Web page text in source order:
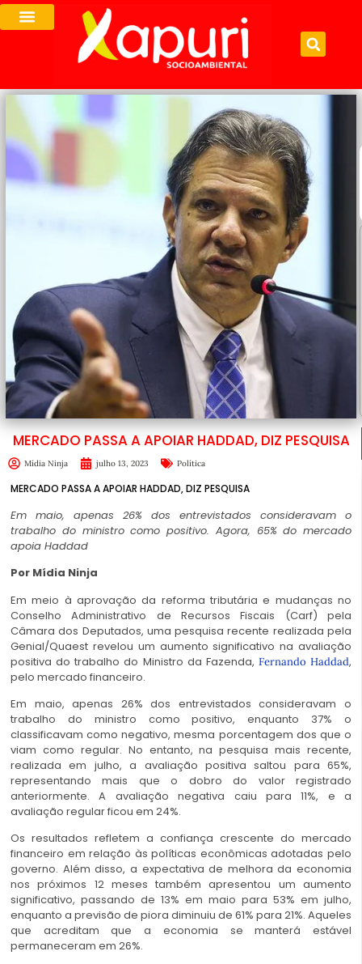
MERCADO PASSA A APOIAR HADDAD, DIZ PESQUISA
Mídia Ninja julho 13, 2023 Política
MERCADO PASSA A APOIAR HADDAD, DIZ PESQUISA
Em maio, apenas 26% dos entrevistados consideravam o
trabalho do ministro como positivo. Agora, 65% do mercado
apoia Haddad
Por Mídia Ninja
Em meio à aprovação da reforma tributária e mudanças no
Conselho Administrativo de Recursos Fiscais (Carf) pela
Câmara dos Deputados, uma pesquisa recente realizada pela
Genial/Quaest revelou um aumento significativo na avaliação
positiva do trabalho do Ministro da Fazenda, Fernando Haddad,
pelo mercado financeiro.
Em maio, apenas 26% dos entrevistados consideravam o
trabalho do ministro como positivo, enquanto 37% o
classificavam como negativo, mesma porcentagem dos que o
viam como regular. No entanto, na pesquisa mais recente,
realizada em julho, a avaliação positiva saltou para 65%,
representando mais que o dobro do valor registrado
anteriormente. A avaliação negativa caiu para 11%, e a
avaliação regular ficou em 24%.
Os resultados refletem a confiança crescente do mercado
financeiro em relação às políticas econômicas adotadas pelo
governo. Além disso, a expectativa de melhora da economia
nos próximos 12 meses também apresentou um aumento
significativo, passando de 13% em maio para 53% em julho,
enquanto a previsão de piora diminuiu de 61% para 21%. Aqueles
que acreditam que a economia se manterá estável
permaneceram em 26%.